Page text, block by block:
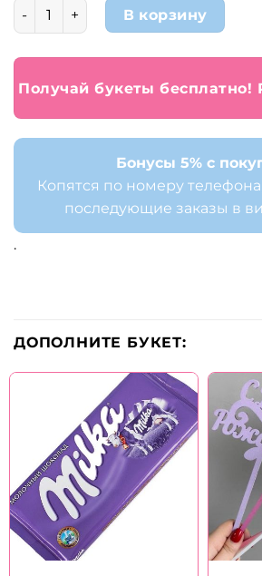
Количество товара 25 белых роз
В корзину
Получай букеты
Бонусы 5% с
Копятся по номеру
последующие заказы в
.
ДОПОЛНИТЕ БУКЕТ: